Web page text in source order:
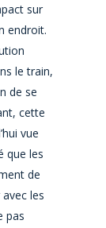
sur
endroit.
le train,
de se
cette
vue
que les
de
les
pas